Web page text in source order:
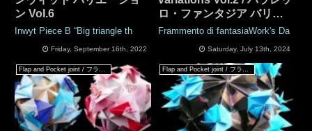
ン Vol.6
Inwyt Piece B “Big triangle th
Friday, September 16th, 2022
ロ・ファンタジア バリエ
ーション Vol.2
Frammento di fantasiaWork's Da
Saturday, July 13th, 2024